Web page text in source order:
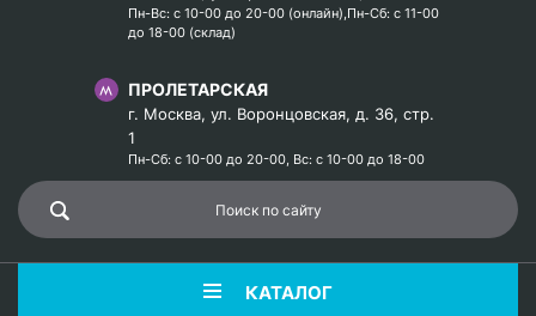
Пн-Вс: с 10-00 до 20-00 (онлайн),Пн-Сб: с 11-00
до 18-00 (склад)
ПРОЛЕТАРСКАЯ
г. Москва, ул. Воронцовская, д. 36, стр.
1
Пн-Сб: с 10-00 до 20-00, Вс: с 10-00 до 18-00
КАТАЛОГ